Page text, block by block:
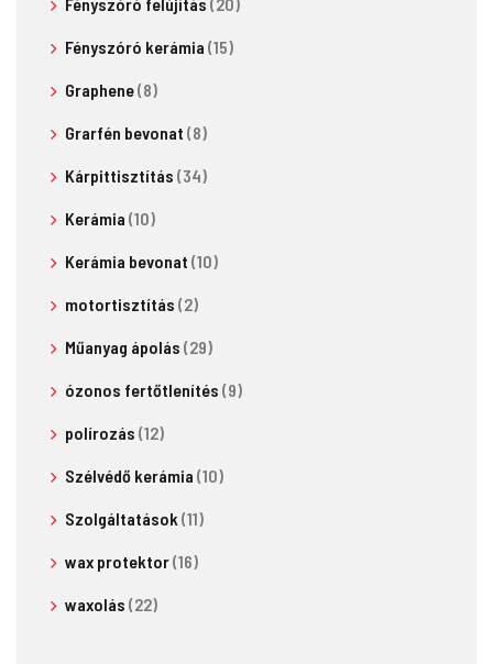
Fényszóró kerámia (15)
Graphene(8)
Grarfén bevonat (8)
Kárpittisztítás (34)
Kerámia (10)
Kerámia bevonat (10)
motortisztítás (2)
Műanyag ápolás (29)
ózonos fertőtlenítés (9)
polírozás (12)
Szélvédő kerámia (10)
Szolgáltatások (11)
wax protektor(16)
waxolás (22)